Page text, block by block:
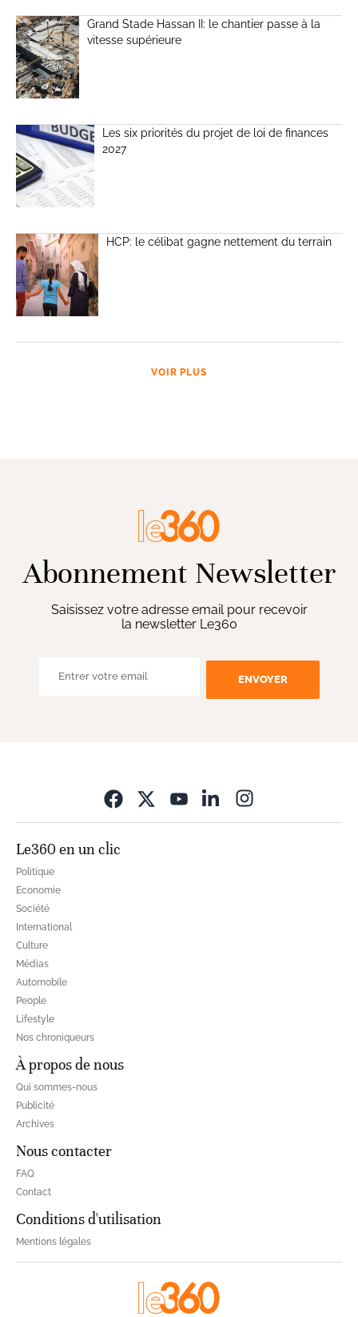
Grand Stade Hassan II: le chantier passe à la
vitesse supérieure
Les six priorités du projet de loi de finances
2027
HCP: le célibat gagne nettement du terrain
VOIR PLUS
Abonnement Newsletter
Saisissez votre adresse email pour recevoir
la newsletter Le360
ENVOYER
Le360 en un clic
Politique
Economie
Société
International
Culture
Médias
Automobile
People
Lifestyle
Nos chroniqueurs
À propos de nous
Qui sommes-nous
Publicité
Archives
Nous contacter
FAQ
Contact
Conditions d'utilisation
Mentions légales